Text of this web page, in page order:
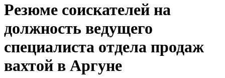
Резюме соискателей на
должность ведущего
специалиста отдела продаж
вахтой в Аргуне